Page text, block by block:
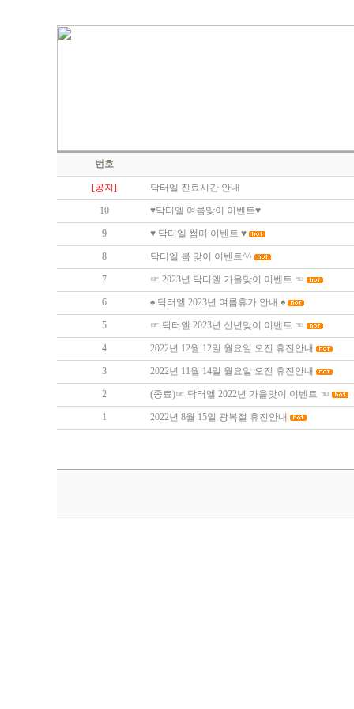
번호
[공지] 닥터엘 진료시간 안내
10 ♥닥터엘 여름맞이 이벤트♥
9 ♥ 닥터엘 썸머 이벤트 ♥
8 닥터엘 봄 맞이 이벤트^^
7 ☞ 2023년 닥터엘 가을맞이 이벤트 ☜
6 ♠ 닥터엘 2023년 여름휴가 안내 ♠
5 ☞ 닥터엘 2023년 신년맞이 이벤트 ☜
4 2022년 12월 12일 월요일 오전 휴진안내
3 2022년 11월 14일 월요일 오전 휴진안내
2 (종료)☞ 닥터엘 2022년 가을맞이 이벤트 ☜
1 2022년 8월 15일 광복절 휴진안내